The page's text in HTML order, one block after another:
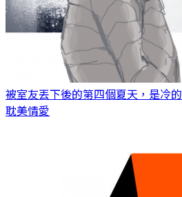
被室友丟下後的第四個夏天，是冷的
耽美情愛